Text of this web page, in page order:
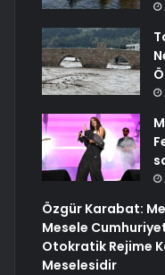
Özgür Karabat:
Mesele
Otokratik Rejime
Meselesidir